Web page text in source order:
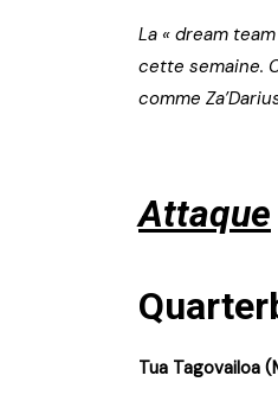
La « dream
cette semaine.
comme
Attaque
Tua Tagovailoa